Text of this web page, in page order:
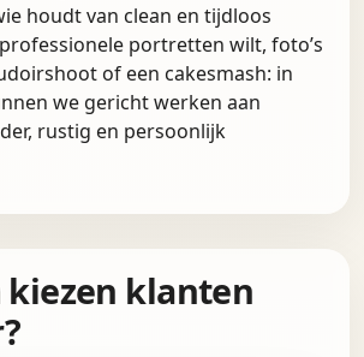
houdt van clean en tijdloos
portretten wilt, foto’s
of een cakesmash: in
we gericht werken aan
rustig en persoonlijk
kiezen klanten